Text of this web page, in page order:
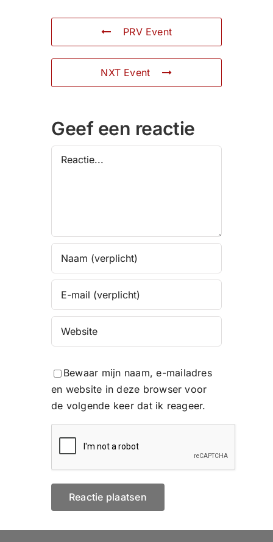
PRV Event
NXT Event
Geef een reactie
Bewaar mijn naam, e-mailadres
en website in deze browser voor
de volgende keer dat ik reageer.